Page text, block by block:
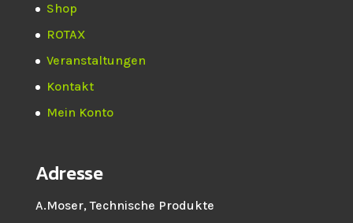
Shop
ROTAX
Veranstaltungen
Kontakt
Mein Konto
Adresse
A.Moser, Technische Produkte